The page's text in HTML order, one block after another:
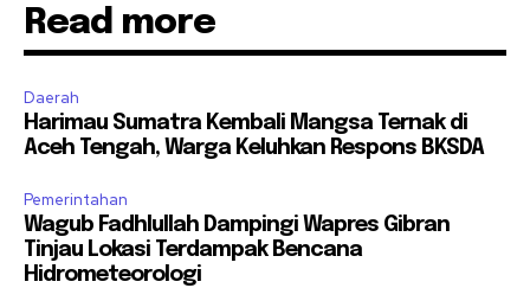
Read more
Daerah
Harimau Sumatra Kembali Mangsa Ternak di
Aceh Tengah, Warga Keluhkan Respons BKSDA
Pemerintahan
Wagub Fadhlullah Dampingi Wapres Gibran
Tinjau Lokasi Terdampak Bencana
Hidrometeorologi